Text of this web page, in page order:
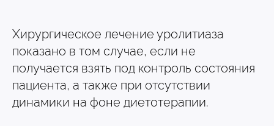
Хирургическое лечение уролитиаза
показано в том случае, если не
получается взять под контроль состояния
пациента, а также при отсутствии
динамики на фоне диетотерапии.